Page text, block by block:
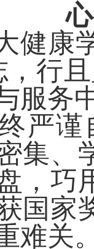
健康
，行
服务
严
集、
，巧
国家
难关